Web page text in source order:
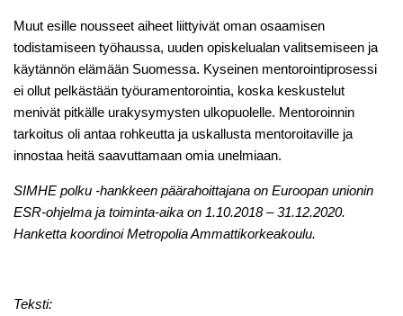
Muut esille nousseet aiheet liittyivät oman osaamisen
todistamiseen työhaussa, uuden opiskelualan valitsemiseen ja
käytännön elämään Suomessa. Kyseinen mentorointiprosessi
ei ollut pelkästään työuramentorointia, koska keskustelut
menivät pitkälle urakysymysten ulkopuolelle. Mentoroinnin
tarkoitus oli antaa rohkeutta ja uskallusta mentoroitaville ja
innostaa heitä saavuttamaan omia unelmiaan.
SIMHE polku -hankkeen päärahoittajana on Euroopan unionin
ESR-ohjelma ja toiminta-aika on 1.10.2018 – 31.12.2020.
Hanketta koordinoi Metropolia Ammattikorkeakoulu.
Teksti: